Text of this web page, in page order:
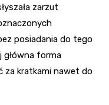
zarzut
posiadania do tego
główna forma
za kratkami nawet do